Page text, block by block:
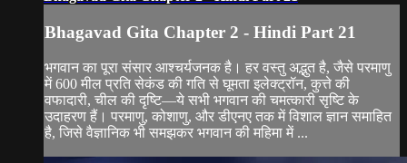
Bhagavad Gita Chapter 2 - Hindi Part 21
भगवान का पूरा संसार आश्चर्यजनक है। हर वस्तु अद्भुत है, जैसे परमाणु
में 600 मील प्रति सेकंड की गति से घूमता इलेक्ट्रॉन, कुत्ते की
वफादारी, चील की दृष्टि—ये सभी भगवान की चमत्कारी सृष्टि के
उदाहरण हैं। परमाणु, कोशाणु, और डीएनए तक में विशाल ज्ञान समाहित
है, जिसे वैज्ञानिक भी समझकर भगवान की महिमा में ...